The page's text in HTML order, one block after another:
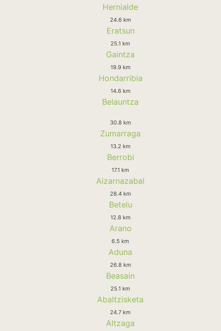
Hernialde
24.6 km
Eratsun
25.1 km
Gaintza
19.9 km
Hondarribia
14.6 km
Belauntza
30.8 km
Zumarraga
13.2 km
Berrobi
17.1 km
Aizarnazabal
28.4 km
Betelu
12.8 km
Arano
6.5 km
Aduna
26.8 km
Beasain
25.1 km
Abaltzisketa
24.7 km
Altzaga